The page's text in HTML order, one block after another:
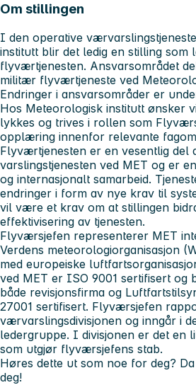
Om stillingen
I den operative
institutt blir det ledig en stilling som
flyværtjenesten. Ansvarsområdet
militær flyværtjeneste ved
Endringer i ansvarsområder er
Hos Meteorologisk institutt ønsker
lykkes og trives i rollen som
opplæring innenfor relevante
Flyværtjenesten er en vesentlig del
varslingstjenesten ved MET og er
og internasjonalt samarbeid.
endringer i form av nye krav til
vil være et krav om at stillingen
effektivisering av tjenesten.
Flyværsjefen representerer MET
Verdens meteorologiorganisasjon
med europeiske
ved MET er ISO 9001 sertifisert og
både revisjonsfirma og
27001 sertifisert. Flyværsjefen
værvarslingsdivisjonen og inngår i
ledergruppe. I divisjonen er det en
som utgjør flyværsjefens stab.
Høres dette ut som noe for deg?
deg!